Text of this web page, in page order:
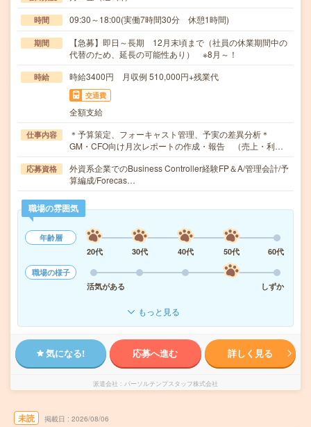
時間 09:30～18:00(実働7時間30分 休憩1時間)
期間
【急募】即日～長期 12月末頃まで（社員の休業期間中の
代替のため、延長の可能性あり） ※8月～！
時給 時給3400円 月収例 510,000円+残業代
交通費
全額支給
仕事内容
＊予算策定、フォーキャスト管理、予実の差異分析＊
GM・CFO向け月次レポートの作成・報告 （売上・利…
応募資格
外資系企業でのBusiness Controller経験FP＆A/管理会計/予
算編成/Forecas…
職場の雰囲気
年齢層
20代
30代 40代 50代
60代
職場の様子
活気がある
しずか
もっと見る
気になる! 応募へ進む 詳しく見る
派遣会社 パーソルテンプスタッフ株式会社
未読 掲載日 2026/08/06